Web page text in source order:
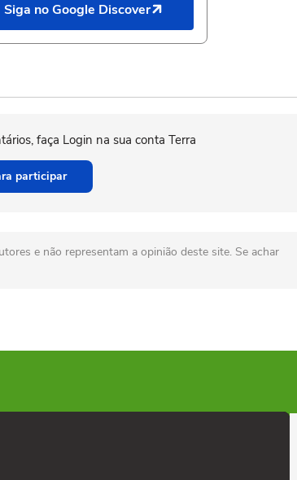
Siga no Google Discover
faça Login na sua conta Terra
participar
e não representam a opinião deste site. Se achar